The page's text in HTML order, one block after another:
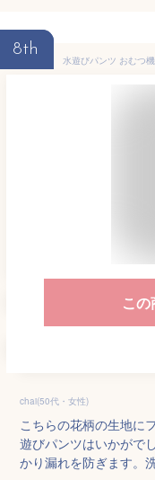
8th
こ
chai(50代・女性)
こちらの花柄の生地に
遊びパンツはいかがで
かり漏れを防ぎます。